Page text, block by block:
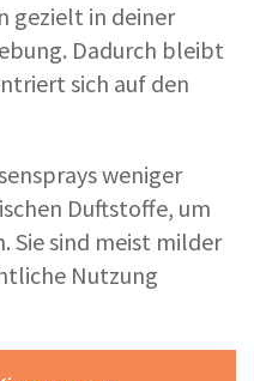
gezielt in deiner
Dadurch bleibt
sich auf den
weniger
Duftstoffe, um
Sie sind meist milder
Nutzung